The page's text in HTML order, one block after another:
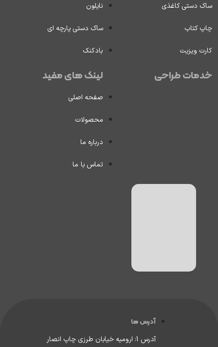
ساک دستی کاغذی
چاپ کتاب
کارت ویزیت
نایلون
ساک دستی پارچه ای
بادکنک
خدمات طراحی لینک های مفید
صفحه اصلی
محصولات
درباره ما
تماس با ما
آدرس ها
آدرس 1: ارومیه خیابان طرزی چاپ انصار